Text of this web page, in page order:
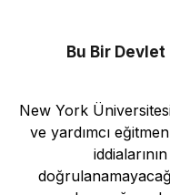
Bu Bir Devlet
New York
ve yardımcı